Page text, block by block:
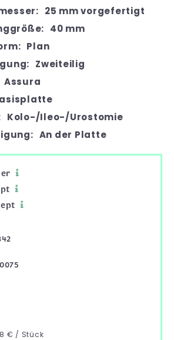
25 mm vorgefertigt
40 mm
Plan
Zweiteilig
Assura
Kolo-/Ileo-/Urostomie
An der Platte
€ / Stück